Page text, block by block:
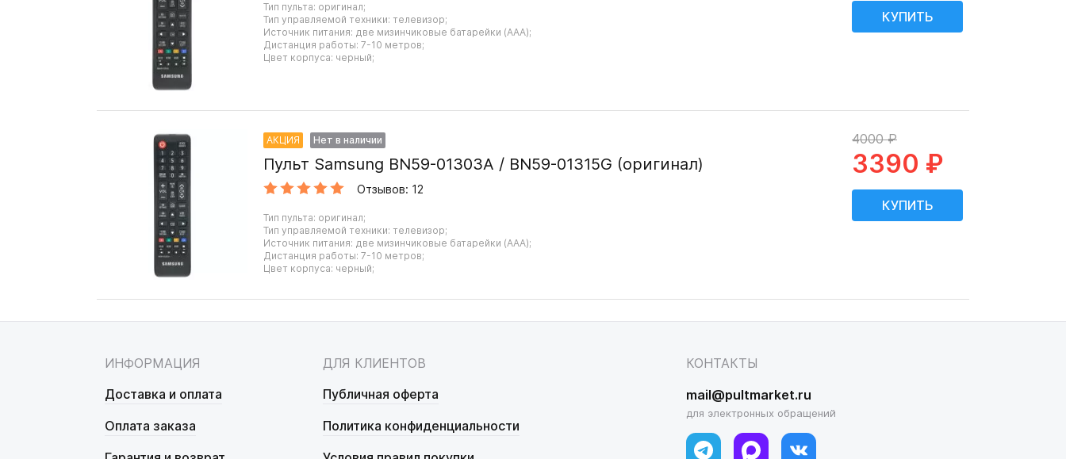
Тип пульта: оригинал;
Тип управляемой техники: телевизор;
Источник питания: две мизинчиковые батарейки (AAA);
Дистанция работы: 7-10 метров;
Цвет корпуса: черный;
АКЦИЯ Нет в наличии
Пульт Samsung BN59-01303A / BN59-01315G (оригинал)
Отзывов: 12
Тип пульта: оригинал;
Тип управляемой техники: телевизор;
Источник питания: две мизинчиковые батарейки (AAA);
Дистанция работы: 7-10 метров;
Цвет корпуса: черный;
4000 ₽
3390 ₽
ИНФОРМАЦИЯ
Доставка и оплата
Оплата заказа
ДЛЯ КЛИЕНТОВ
Публичная оферта
Политика конфиденциальности
КОНТАКТЫ
mail@pultmarket.ru
для электронных обращений